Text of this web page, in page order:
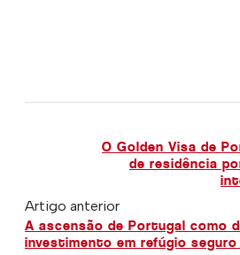
O Golden Visa de
de residência
Artigo anterior
A ascensão de Portugal como
investimento em refúgio seguro